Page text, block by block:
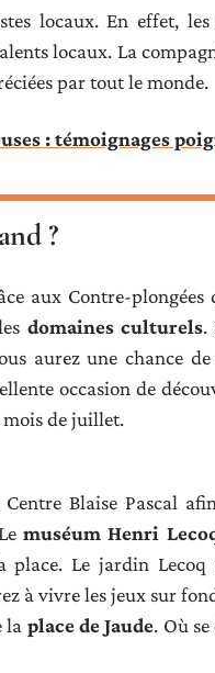
locaux. En effet, les
locaux. La
par tout le monde.
: témoignages
?
aux Contre-
domaines culturels.
aurez une chance
occasion de
mois de juillet.
Blaise Pascal
muséum Henri
place. Le jardin
à vivre les jeux sur
la place de Jaude. Où